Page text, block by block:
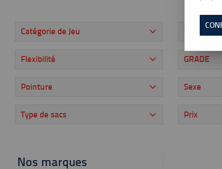
Catégorie de Jeu
Flexibilité GRADE
Pointure Sexe
Type de sacs Prix
Nos marques